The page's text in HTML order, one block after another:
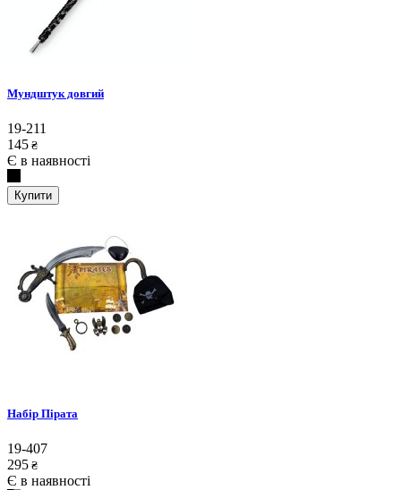
Мундштук довгий
19-211
145 ₴
Є в наявності
Купити
Набір Пірата
19-407
295 ₴
Є в наявності